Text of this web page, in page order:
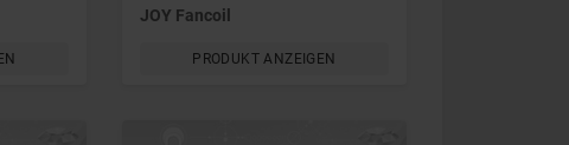
JOY Fancoil
PRODUKT ANZEIGEN